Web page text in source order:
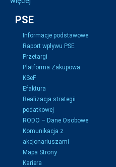
PSE
Informacje podstawowe
Raport wpływu PSE
Przetargi
Platforma Zakupowa
KSeF
Efaktura
Realizacja strategii
podatkowej
RODO – Dane Osobowe
Komunikacja z
akcjonariuszami
Mapa Strony
Kariera